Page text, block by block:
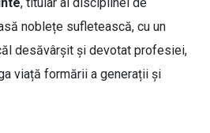
noblețe sufletească, cu un
desăvârșit și devotat profesiei,
viață formării a generații și